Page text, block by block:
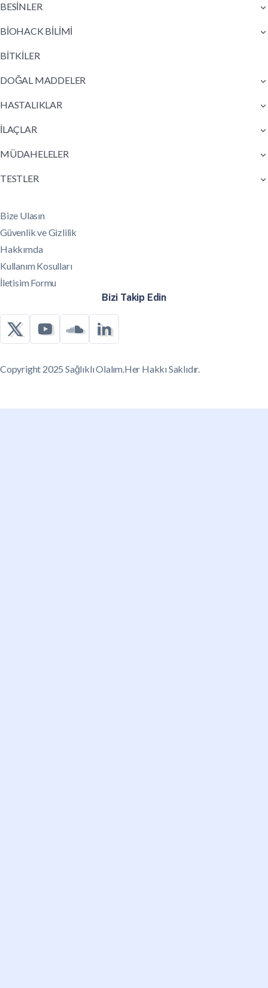
BESİNLER
BİOHACK BİLİMİ
BİTKİLER
DOĞAL MADDELER
HASTALIKLAR
İLAÇLAR
MÜDAHELELER
TESTLER
Bize Ulasın
Güvenlik ve Gizlilik
Hakkımda
Kullanım Kosulları
İletisim Formu
Bizi Takip Edin
Copyright 2025 Sağlıklı Olalım.Her Hakkı Saklıdır.